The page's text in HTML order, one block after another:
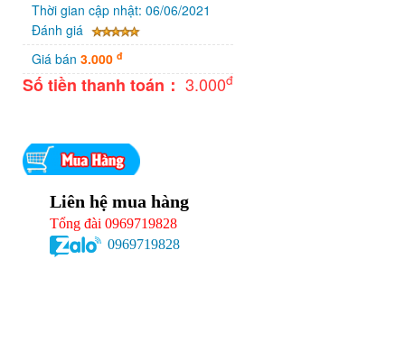
Thời gian cập nhật: 06/06/2021
Đánh giá
Giá bán3.000đ
Số tiền thanh toán ： 3.000đ
Liên hệ mua hàng
Tổng đài 0969719828
0969719828